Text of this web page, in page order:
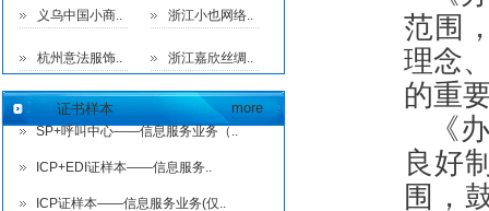
义乌中国小商.. 浙江小也网络..
杭州意法服饰.. 浙江嘉欣丝绸..
证书样本 more
SP+呼叫中心——信息服务业务（..
ICP+EDI证样本——信息服务..
ICP证样本——信息服务业务(仅..
范围
理念
的重
《
良好
围，